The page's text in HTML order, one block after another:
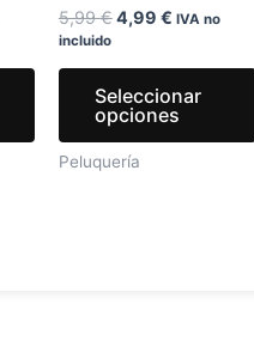
elegir
la
de
producto
5,99€4,99 € IVA no
incluido
Seleccionar
opciones
Peluquería